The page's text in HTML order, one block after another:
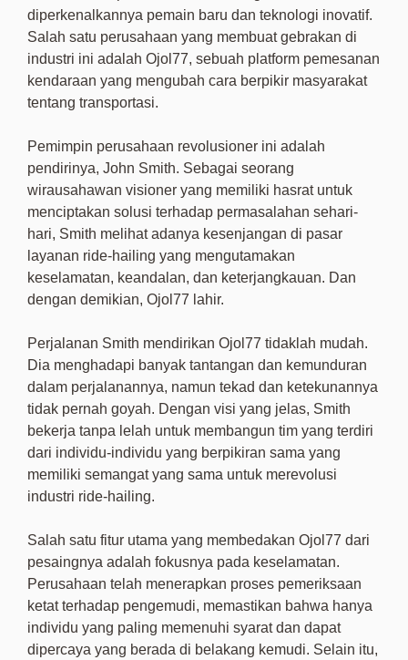
diperkenalkannya pemain baru dan teknologi inovatif.
Salah satu perusahaan yang membuat gebrakan di
industri ini adalah Ojol77, sebuah platform pemesanan
kendaraan yang mengubah cara berpikir masyarakat
tentang transportasi.
Pemimpin perusahaan revolusioner ini adalah
pendirinya, John Smith. Sebagai seorang
wirausahawan visioner yang memiliki hasrat untuk
menciptakan solusi terhadap permasalahan sehari-
hari, Smith melihat adanya kesenjangan di pasar
layanan ride-hailing yang mengutamakan
keselamatan, keandalan, dan keterjangkauan. Dan
dengan demikian, Ojol77 lahir.
Perjalanan Smith mendirikan Ojol77 tidaklah mudah.
Dia menghadapi banyak tantangan dan kemunduran
dalam perjalanannya, namun tekad dan ketekunannya
tidak pernah goyah. Dengan visi yang jelas, Smith
bekerja tanpa lelah untuk membangun tim yang terdiri
dari individu-individu yang berpikiran sama yang
memiliki semangat yang sama untuk merevolusi
industri ride-hailing.
Salah satu fitur utama yang membedakan Ojol77 dari
pesaingnya adalah fokusnya pada keselamatan.
Perusahaan telah menerapkan proses pemeriksaan
ketat terhadap pengemudi, memastikan bahwa hanya
individu yang paling memenuhi syarat dan dapat
dipercaya yang berada di belakang kemudi. Selain itu,